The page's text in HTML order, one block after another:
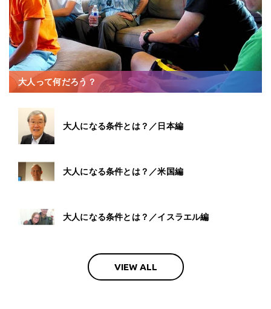
大人って何だろう？
大人になる条件とは？／日本編
大人になる条件とは？／米国編
大人になる条件とは？／イスラエル編
VIEW ALL